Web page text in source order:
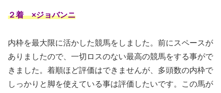
２着 ×ジョバンニ
内枠を最大限に活かした競馬をしました。前にスペースが
ありましたので、一切ロスのない最高の競馬をする事がで
きました。着順ほど評価はできませんが、多頭数の内枠で
しっかりと脚を使えている事は評価したいです。この馬が